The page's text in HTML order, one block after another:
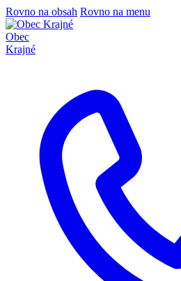
Rovno na obsah Rovno na menu
Obec
Krajné